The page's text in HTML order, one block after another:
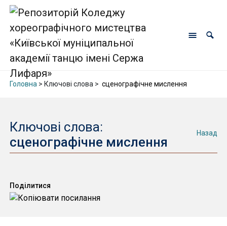
Головна > Ключові слова > сценографічне мислення
Ключові слова:
сценографічне мислення
Назад
Поділитися